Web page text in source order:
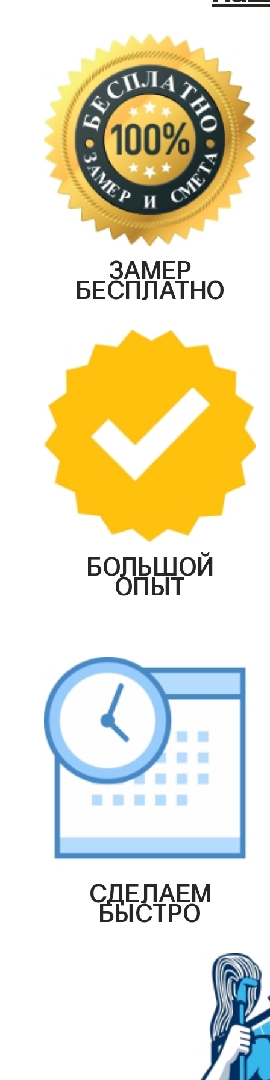
ЗАМЕР
БЕСПЛАТНО
БОЛЬШОЙ
ОПЫТ
СДЕЛАЕМ
БЫСТРО